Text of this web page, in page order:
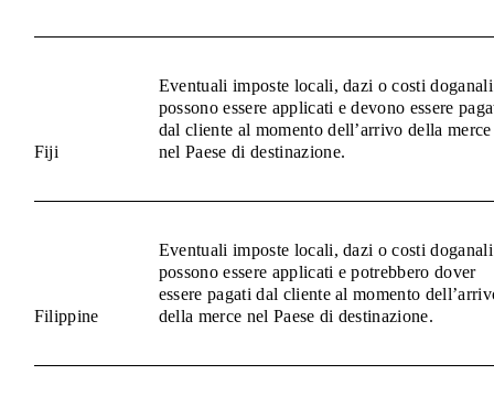
Fiji
Eventuali imposte locali, dazi o costi doganali
possono essere applicati e devono essere
dal cliente al momento dell’arrivo della merce
nel Paese di destinazione.
Filippine
Eventuali imposte locali, dazi o costi doganali
possono essere applicati e potrebbero dover
essere pagati dal cliente al momento
della merce nel Paese di destinazione.